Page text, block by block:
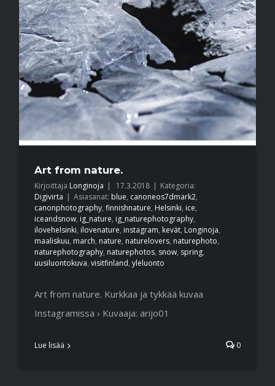
Art from nature.
Kirjoittaja Longinoja 17.3.2018
Kategoria:
Digivirta
Asiasanat: blue, canoneos7dmark2,
canonphotography, finnishnature, Helsinki, ice,
iceandsnow, ig_nature, ig_naturephotography,
ilovehelsinki, ilovenature, instagram, kevät, Longinoja,
maaliskuu, march, nature, naturelovers, naturephoto,
naturephotography, naturephotos, snow, spring,
uusiluontokuva, visitfinland, yleluonto
Art from nature. Kurkkaa ja tykkää kuvaa
Instagramissa › Kuvaaja: arijo01
Lue lisää 0